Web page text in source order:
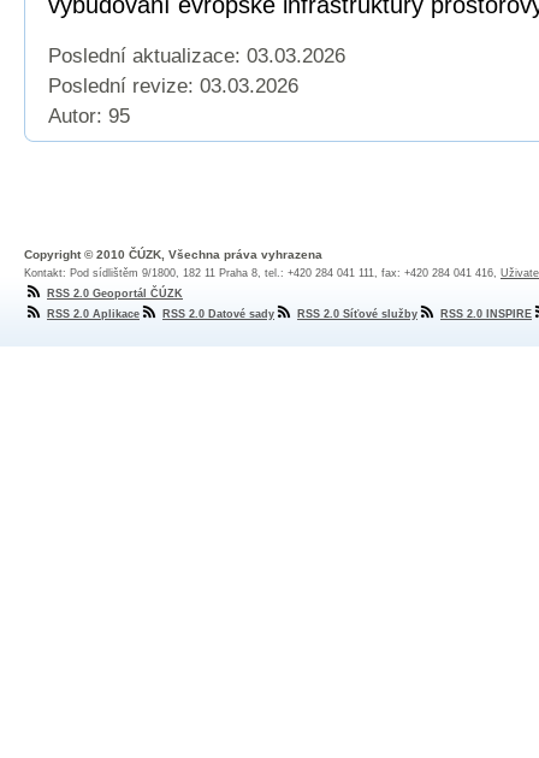
Poslední aktualizace: 03.03.2026
Poslední revize: 03.03.2026
Autor: 95
Copyright © 2010 ČÚZK, Všechna práva vyhrazena
Kontakt: Pod sídlištěm 9/1800, 182 11 Praha 8, tel.: +420 284 041 111, fax: +420 284 041 416,
RSS 2.0 Geoportál ČÚZK
RSS 2.0 Aplikace
RSS 2.0 Datové sady RSS 2.0 Síťové služby RSS 2.0 INSPIRE